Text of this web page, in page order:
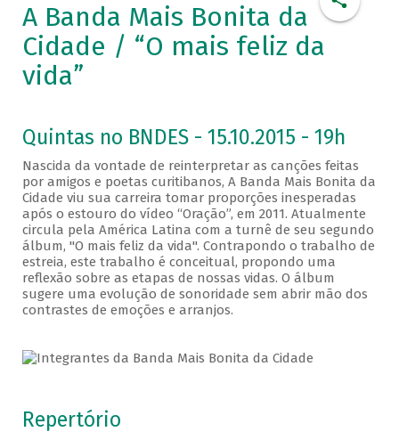
A Banda Mais Bonita da
Cidade / “O mais feliz da
vida”
Quintas no BNDES - 15.10.2015 - 19h
Nascida da vontade de reinterpretar as canções feitas
por amigos e poetas curitibanos, A Banda Mais Bonita da
Cidade viu sua carreira tomar proporções inesperadas
após o estouro do vídeo “Oração”, em 2011. Atualmente
circula pela América Latina com a turnê de seu segundo
álbum, "O mais feliz da vida". Contrapondo o trabalho de
estreia, este trabalho é conceitual, propondo uma
reflexão sobre as etapas de nossas vidas. O álbum
sugere uma evolução de sonoridade sem abrir mão dos
contrastes de emoções e arranjos.
Repertório